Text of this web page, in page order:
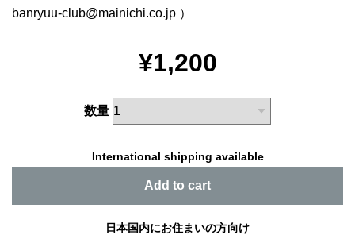
banryuu-club@mainichi.co.jp ）
¥1,200
数量
International shipping available
Add to cart
日本国内にお住まいの方向け